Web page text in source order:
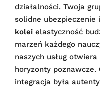
działalności. Twoja
solidne ubezpieczenie
kolei elastyczność
marzeń każdego
naszych usług
horyzonty poznawcze.
integracja była